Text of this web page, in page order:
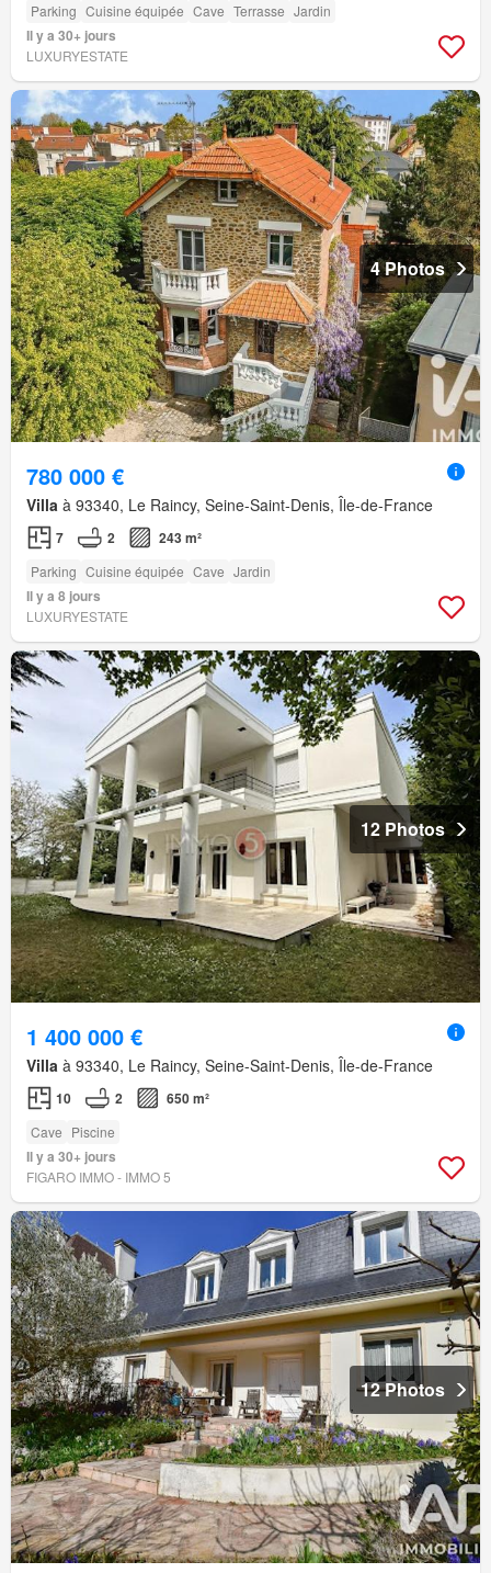
Parking Cuisine équipée Cave Terrasse Jardin
Il y a 30+ jours
LUXURYESTATE
4 Photos
780 000 €
Villa à 93340, Le Raincy, Seine-Saint-Denis, Île-de-France
7 2 243 m²
Parking Cuisine équipée Cave Jardin
Il y a 8 jours
LUXURYESTATE
12 Photos
1 400 000 €
Villa à 93340, Le Raincy, Seine-Saint-Denis, Île-de-France
10 2 650 m²
Cave Piscine
Il y a 30+ jours
FIGARO IMMO - IMMO 5
12 Photos